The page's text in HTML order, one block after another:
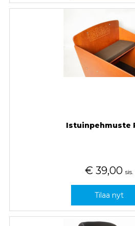
Istuinpehmuste
€ 39,00
Tilaa nyt